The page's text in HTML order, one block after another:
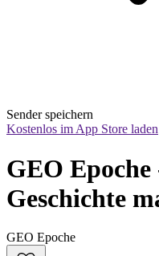
Sender speichern
Kostenlos im App Store laden
GEO Epoche
Geschichte
GEO Epoche